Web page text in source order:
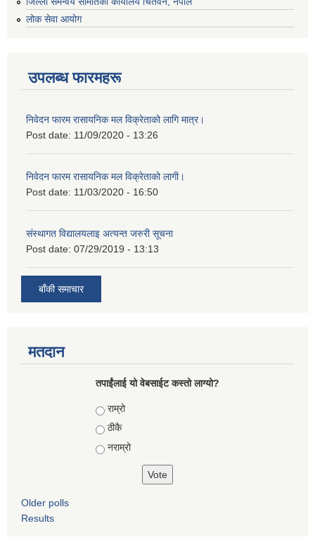
लोक सेवा आयोग
उपलब्ध फारमहरू
निवेदन फारम रासायनिक मल विक्रेताको लागि मात्र।
Post date: 11/09/2020 - 13:26
निवेदन फारम रासायनिक मल विक्रेताको लागी।
Post date: 11/03/2020 - 16:50
संस्थागत विद्यालयलाइ अत्यन्त जरुरी सूचना
Post date: 07/29/2019 - 13:13
बाँकी समाचार
मतदान
तपाईंलाई यो वेबसाईट कस्तो लाग्यो?
Choices
राम्रो
ठीकै
नराम्रो
Older polls
Results